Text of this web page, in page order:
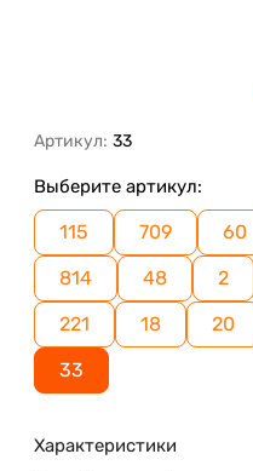
Артикул: 33
Выберите артикул:
115 709 60
814
48 2
221
18 20
33
Характеристики